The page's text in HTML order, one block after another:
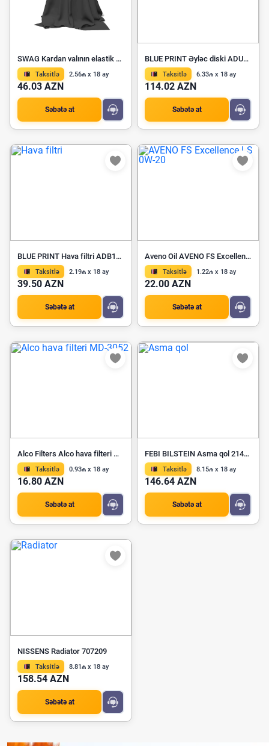
SWAG Kardan valının elastik birləşdiricisi 10 87 0011
Taksitlə 2.56₼ x 18 ay
46.03 AZN
Səbətə at
BLUE PRINT Əyləc diski ADU174380
Taksitlə 6.33₼ x 18 ay
114.02 AZN
Səbətə at
BLUE PRINT Hava filtri ADB112243
Taksitlə 2.19₼ x 18 ay
39.50 AZN
Səbətə at
Aveno Oil AVENO FS Excellence LS 0W-20
Taksitlə 1.22₼ x 18 ay
22.00 AZN
Səbətə at
Alco Filters Alco hava filteri MD-3052
Taksitlə 0.93₼ x 18 ay
16.80 AZN
Səbətə at
FEBI BILSTEIN Asma qol 21445
Taksitlə 8.15₼ x 18 ay
146.64 AZN
Səbətə at
NISSENS Radiator 707209
Taksitlə 8.81₼ x 18 ay
158.54 AZN
Səbətə at